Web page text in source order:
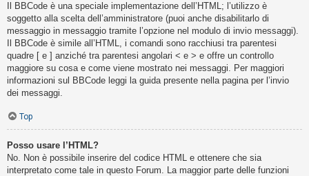
Il BBCode è una speciale implementazione dell’HTML; l’utilizzo è
soggetto alla scelta dell’amministratore (puoi anche disabilitarlo di
messaggio in messaggio tramite l’opzione nel modulo di invio messaggi).
Il BBCode è simile all’HTML, i comandi sono racchiusi tra parentesi
quadre [ e ] anziché tra parentesi angolari < e > e offre un controllo
maggiore su cosa e come viene mostrato nei messaggi. Per maggiori
informazioni sul BBCode leggi la guida presente nella pagina per l’invio
dei messaggi.
Top
Posso usare l’HTML?
No. Non è possibile inserire del codice HTML e ottenere che sia
interpretato come tale in questo Forum. La maggior parte delle funzioni